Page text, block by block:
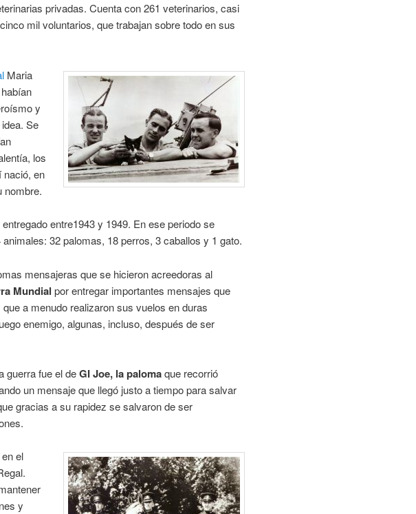
privadas. Cuenta con 261 veterinarios, casi
mil voluntarios, que trabajan sobre todo en sus
Maria
y
Se
los
en
nombre.
entre1943 y 1949. En ese periodo se
32 palomas, 18 perros, 3 caballos y 1 gato.
mensajeras que se hicieron acreedoras al
Mundial por entregar importantes mensajes que
a menudo realizaron sus vuelos en duras
enemigo, algunas, incluso, después de ser
guerra fue el deGI Joe, la palomaque recorrió
un mensaje que llegó justo a tiempo para salvar
gracias a su rapidez se salvaron de ser
el
y